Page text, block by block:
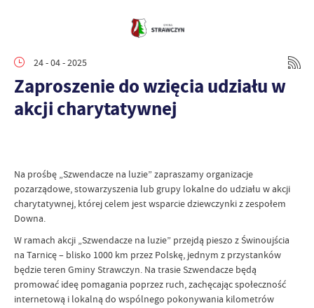
24 - 04 - 2025
Zaproszenie do wzięcia udziału w
akcji charytatywnej
Na prośbę „Szwendacze na luzie” zapraszamy organizacje
pozarządowe, stowarzyszenia lub grupy lokalne do udziału w akcji
charytatywnej, której celem jest wsparcie dziewczynki z zespołem
Downa.
W ramach akcji „Szwendacze na luzie” przejdą pieszo z Świnoujścia
na Tarnicę – blisko 1000 km przez Polskę, jednym z przystanków
będzie teren Gminy Strawczyn. Na trasie Szwendacze będą
promować ideę pomagania poprzez ruch, zachęcając społeczność
internetową i lokalną do wspólnego pokonywania kilometrów